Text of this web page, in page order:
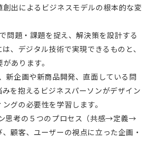
出によるビジネスモデルの根本的な変
問題・課題を捉え、解決策を設計する
、デジタル技術で実現できるものと、
あります。
新企画や新商品開発、直面している問
を抱えるビジネスパーソンがデザイン
グの必要性を学習します。
思考の５つのプロセス（共感→定義→
顧客、ユーザーの視点に立った企画・